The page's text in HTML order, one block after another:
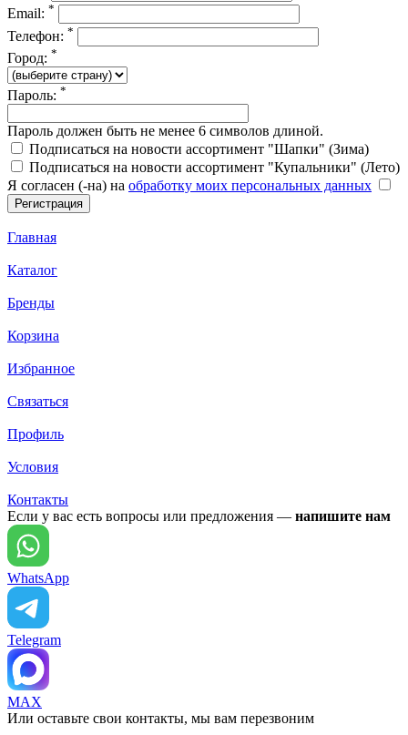
Email: *
Телефон: *
Город: *
Пароль: *
Пароль должен быть не менее 6 символов длиной.
Подписаться на новости ассортимент "Шапки" (Зима)
Подписаться на новости ассортимент "Купальники" (Лето)
Я согласен (-на) на обработку моих персональных данных
Главная
Каталог
Бренды
Корзина
Избранное
Связаться
Профиль
Условия
Контакты
Если у вас есть вопросы или предложения — напишите нам
WhatsApp
Telegram
MAX
Или оставьте свои контакты, мы вам перезвоним